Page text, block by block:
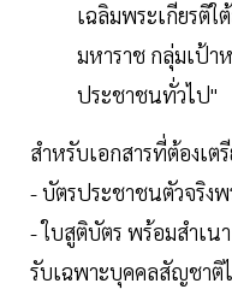
เฉลิมพระเกียรติ
มหาราช กลุ่ม​เป้า
ประชา​ชนทั่วไป"
สำหรับเอกสารที่ต้องเต
- บัตรประชาชน​ตัวจริงพ
- ใบสูติบัตร พร้อมสำเน
รับเฉพาะบุคคลสัญชาติ